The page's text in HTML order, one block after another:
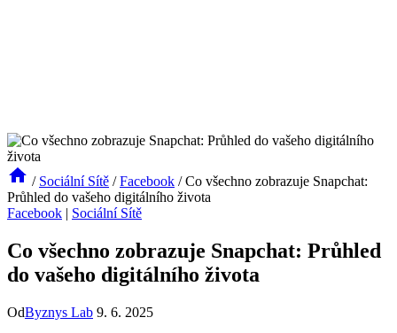
/ Sociální Sítě / Facebook / Co všechno zobrazuje Snapchat:
Průhled do vašeho digitálního života
Facebook | Sociální Sítě
Co všechno zobrazuje Snapchat: Průhled
do vašeho digitálního života
OdByznys Lab 9. 6. 2025